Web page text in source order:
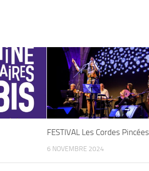
FESTIVAL Les Cordes Pincées
6 NOVEMBRE 2024